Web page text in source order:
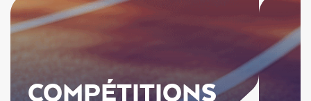
COMPÉTITIONS